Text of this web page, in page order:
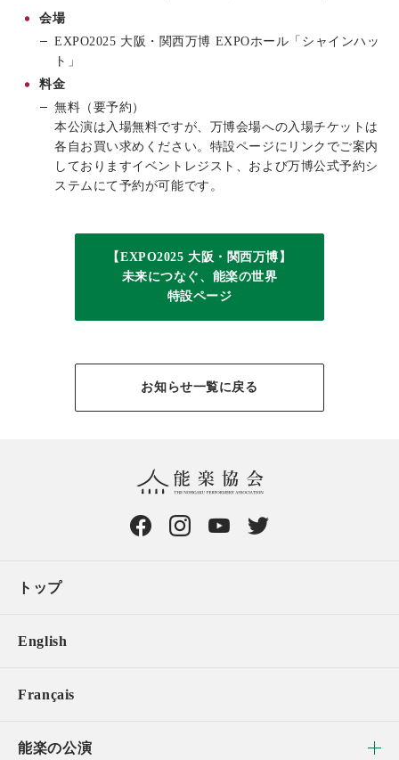
会場
EXPO2025 大阪・関西万博 EXPOホール「シャインハッ
ト」
料金
無料（要予約）
本公演は入場無料ですが、万博会場への入場チケットは
各自お買い求めください。特設ページにリンクでご案内
しておりますイベントレジスト、および万博公式予約シ
ステムにて予約が可能です。
【EXPO2025 大阪・関西万博】
未来につなぐ、能楽の世界
特設ページ
お知らせ一覧に戻る
トップ
English
Français
能楽の公演